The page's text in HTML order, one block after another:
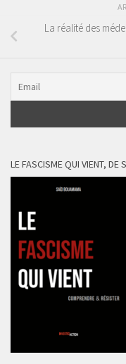
La réalité des
LE FASCISME QUI VIENT, DE